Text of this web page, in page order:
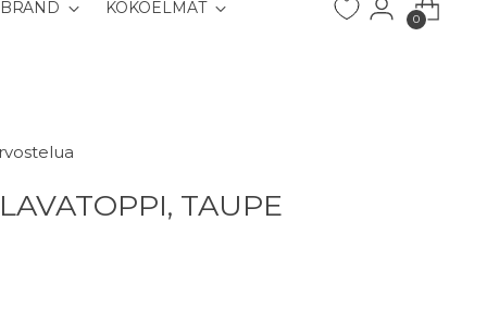
KOKOELMAT
0
TAUPE